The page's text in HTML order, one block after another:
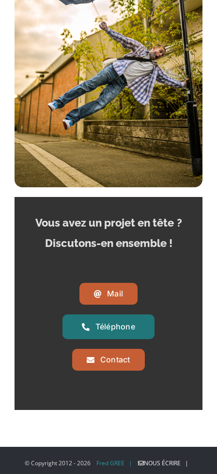
Vous avez un projet en tête ?
Discutons-en ensemble !
Mail
Téléphone
Contact
© Copyright 2012 -2026 Fred GREE |
NOUS ÉCRIRE |